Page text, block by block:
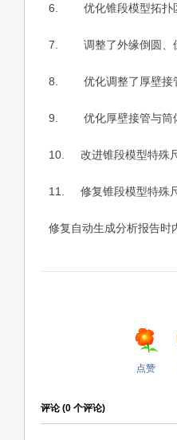
6. 优化锥段模型拓扑
7. 调整了外缘倒圆、
8. 优化调整了厚壁接
9. 优化厚壁接管与筒
10. 改进锥段模型特殊
11. 修复锥段模型特殊
修复自动生成分析报告时
点赞
评论 (0 个评论)